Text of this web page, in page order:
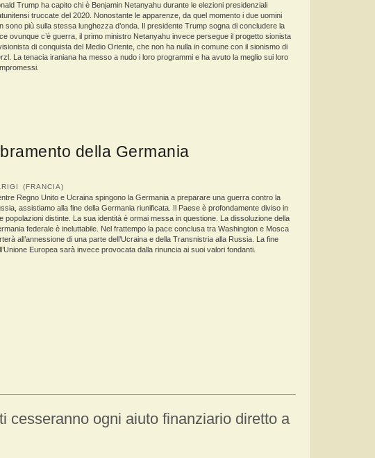
Trump ha capito chi è Benjamin Netanyahu durante le elezioni presidenziali
truccate del 2020. Nonostante le apparenze, da quel momento i due uomini
sono più sulla stessa lunghezza d’onda. Il presidente Trump sogna di concludere la
ovunque c’è guerra, il primo ministro Netanyahu invece persegue il progetto sionista
di conquista del Medio Oriente, che non ha nulla in comune con il sionismo di
La tenacia iraniana ha messo a nudo i loro programmi e ha avuto la meglio sui loro
della Germania
(FRANCIA)
Regno Unito e Ucraina spingono la Germania a preparare una guerra contro la
assistiamo alla fine della Germania riunificata. Il Paese è profondamente diviso in
popolazioni distinte. La sua identità è ormai messa in questione. La dissoluzione della
federale è ineluttabile. Nel frattempo la pace conclusa tra Washington e Mosca
all’annessione di una parte dell’Ucraina e della Transnistria alla Russia. La fine
Europea sarà invece provocata dalla rinuncia ai suoi valori fondanti.
cesseranno ogni aiuto finanziario diretto a